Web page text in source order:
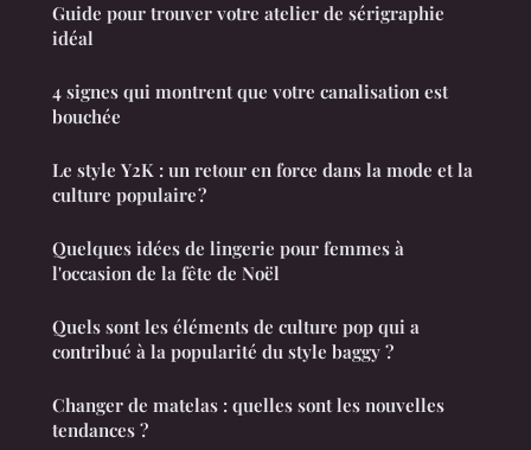
Guide pour trouver votre atelier de sérigraphie
idéal
4 signes qui montrent que votre canalisation est
bouchée
Le style Y2K : un retour en force dans la mode et la
culture populaire ?
Quelques idées de lingerie pour femmes à
l'occasion de la fête de Noël
Quels sont les éléments de culture pop qui a
contribué à la popularité du style baggy ?
Changer de matelas : quelles sont les nouvelles
tendances ?